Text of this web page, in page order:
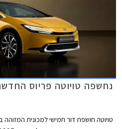
נחשפה טויוטה פריוס החדשה
טויוטה חושפת דור חמישי למכונית